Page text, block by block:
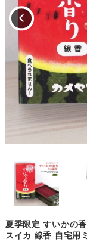
夏季限定 すいかの
スイカ 線香 自宅用